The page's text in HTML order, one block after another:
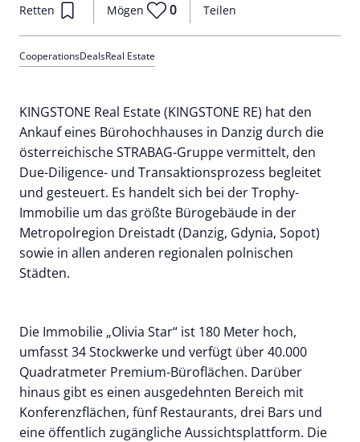
Teilen
Retten Mögen 0
CooperationsDealsReal Estate
KINGSTONE Real Estate (KINGSTONE RE) hat den
Ankauf eines Bürohochhauses in Danzig durch die
österreichische STRABAG-Gruppe vermittelt, den
Due-Diligence- und Transaktionsprozess begleitet
und gesteuert. Es handelt sich bei der Trophy-
Immobilie um das größte Bürogebäude in der
Metropolregion Dreistadt (Danzig, Gdynia, Sopot)
sowie in allen anderen regionalen polnischen
Städten.
Die Immobilie „Olivia Star“ ist 180 Meter hoch,
umfasst 34 Stockwerke und verfügt über 40.000
Quadratmeter Premium-Büroflächen. Darüber
hinaus gibt es einen ausgedehnten Bereich mit
Konferenzflächen, fünf Restaurants, drei Bars und
eine öffentlich zugängliche Aussichtsplattform. Die